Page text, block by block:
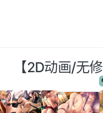
【2D动画/无